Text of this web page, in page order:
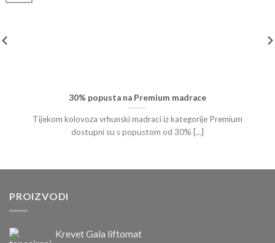
30% popusta na Premium madrace
Tijekom kolovoza vrhunski madraci iz kategorije Premium
dostupni su s popustom od 30% [...]
PROIZVODI
Krevet Gala liftomat